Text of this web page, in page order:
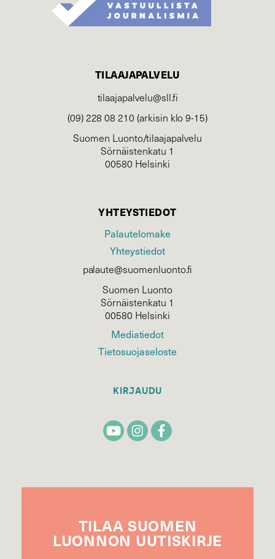
TILAAJAPALVELU
tilaajapalvelu@sll.fi
(09) 228 08 210 (arkisin klo 9-15)
Suomen Luonto/tilaajapalvelu
Sörnäistenkatu 1
00580 Helsinki
YHTEYSTIEDOT
Palautelomake
Yhteystiedot
palaute@suomenluonto.fi
Suomen Luonto
Sörnäistenkatu 1
00580 Helsinki
Mediatiedot
Tietosuojaseloste
KIRJAUDU
TILAA SUOMEN
LUONNON UUTIS­KIRJE